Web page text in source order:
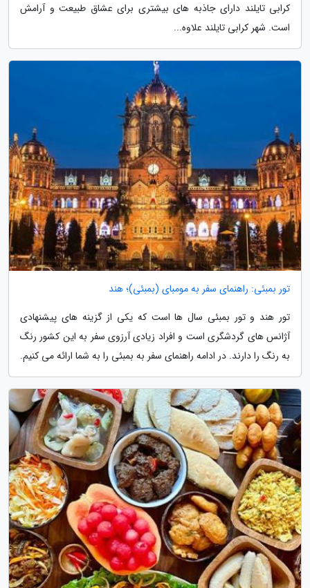
کرابی تایلند دارای جاذبه های بیشتری برای عشاق طبیعت و آرامش
است. شهر کرابی تایلند علاوه...
تور بمبئی: راهنمای سفر به مومبای (بمبئی)؛ هند
تور هند و تور بمبئی سال ها است که یکی از گزینه های پیشنهادی
آژانس های گردشگری است و افراد زیادی آرزوی سفر به این کشور رنگ
به رنگ را دارند. در ادامه راهنمای سفر به بمبئی را به شما ارائه می کنیم.